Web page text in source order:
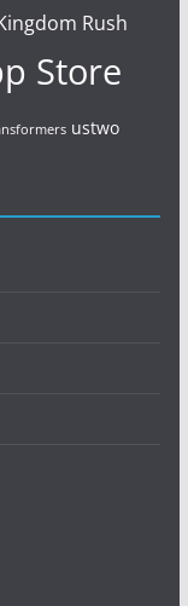
Rush
Store
ustwo